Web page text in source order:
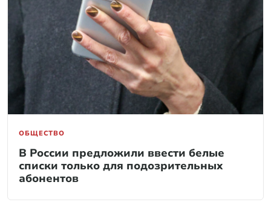
ОБЩЕСТВО
В России предложили ввести белые
списки только для подозрительных
абонентов